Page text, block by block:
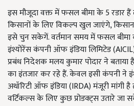
इस मौजूदा वक्त में फसल बीमा के 5 रडार
किसानों के लिए विकल्प खुल जाएंगे,
इसे चुन सकेगें. वर्तमान समय में फसल बीमा
इंश्योरेंस कंपनी ऑफ इंडिया लिमिटेड
प्रबंध निदेशक मलय कुमार पोदार ने
का इंतजार कर रहे हैं. केवल इसी कंपनी ने
अथॉरिटी ऑफ इंडिया (IRDA) मंजूरी मांगी
वर्टिकल्स के लिए कुछ प्रोडक्ट्स उतारे जा